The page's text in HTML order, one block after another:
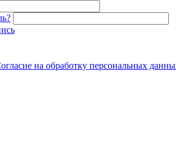
на обработку персональных